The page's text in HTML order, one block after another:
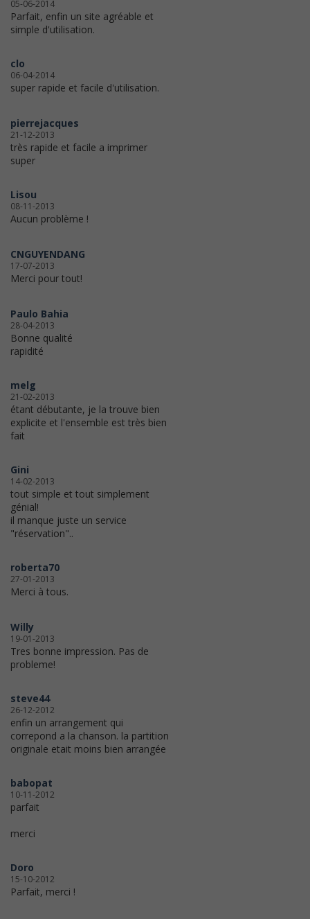
05-06-2014
Parfait, enfin un site agréable et
simple d'utilisation.
clo
06-04-2014
super rapide et facile d'utilisation.
pierrejacques
21-12-2013
très rapide et facile a imprimer
super
Lisou
08-11-2013
Aucun problème !
CNGUYENDANG
17-07-2013
Merci pour tout!
Paulo Bahia
28-04-2013
Bonne qualité
rapidité
melg
21-02-2013
étant débutante, je la trouve bien
explicite et l'ensemble est très bien
fait
Gini
14-02-2013
tout simple et tout simplement
génial!
il manque juste un service
"réservation"..
roberta70
27-01-2013
Merci à tous.
Willy
19-01-2013
Tres bonne impression. Pas de
probleme!
steve44
26-12-2012
enfin un arrangement qui
correpond a la chanson. la partition
originale etait moins bien arrangée
babopat
10-11-2012
parfait
merci
Doro
15-10-2012
Parfait, merci !